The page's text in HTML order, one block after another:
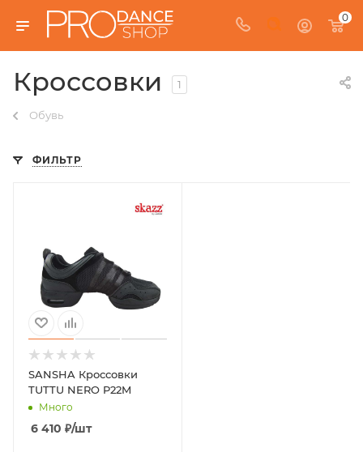
0
Кроссовки 1
Обувь
ФИЛЬТР
SANSHA Кроссовки
TUTTU NERO P22M
Много
6 410 ₽/шт